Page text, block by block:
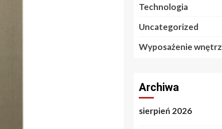
Technologia
Uncategorized
Wyposażenie wnętrz
Archiwa
sierpień 2026